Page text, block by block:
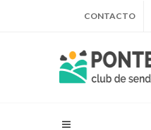
CONTACTO